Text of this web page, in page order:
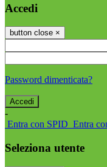
Accedi
button close ×
Password dimenticata?
-
Entra con SPID Entra
Seleziona utente